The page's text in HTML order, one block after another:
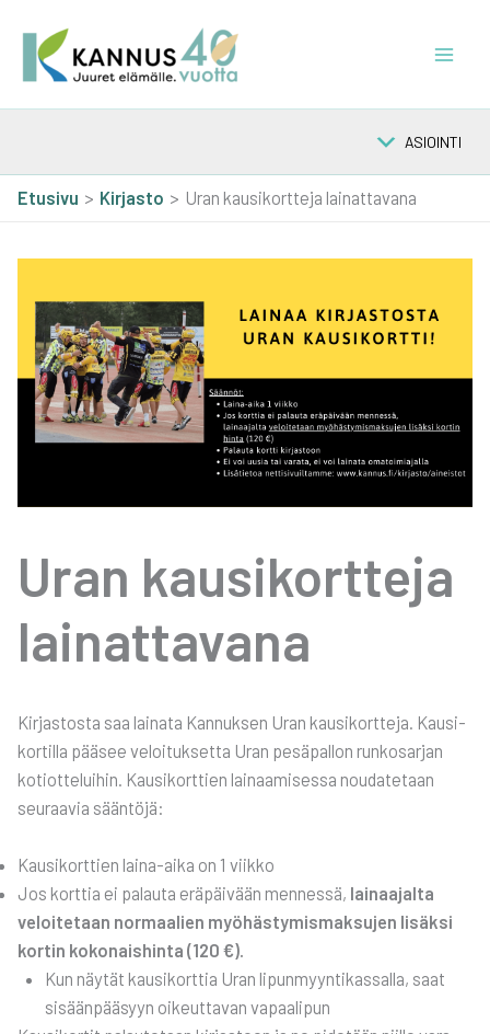
sisältöön
ASIOINTI
Etusivu Kirjasto Uran kausikortteja lainattavana
Uran kausi­kort­te­ja
lai­nat­ta­va­na
Kir­jas­tos­ta saa lai­na­ta Kan­nuk­sen Uran kausi­kort­te­ja. Kausi­
kor­til­la pää­see veloi­tuk­set­ta Uran pesä­pal­lon run­ko­sar­jan
kotiot­te­lui­hin. Kausi­kort­tien lai­naa­mi­ses­sa nou­da­te­taan
seu­raa­via sään­tö­jä:
Kausi­kort­tien lai­na-aika on 1 viik­ko
Jos kort­tia ei palau­ta erä­päi­vään men­nes­sä, lai­naa­jal­ta
veloi­te­taan nor­maa­lien myö­häs­ty­mis­mak­su­jen lisäk­si
kor­tin koko­nais­hin­ta (120 €).
Kun näy­tät kausi­kort­tia Uran lipun­myyn­ti­kas­sal­la, saat
sisään­pää­syyn oikeut­ta­van vapaa­li­pun